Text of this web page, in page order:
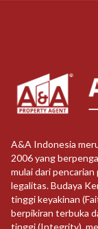
A&A Indonesia
2006 yang
mulai dari
legalitas. Budaya
tinggi keyakinan
berpikiran terbuka